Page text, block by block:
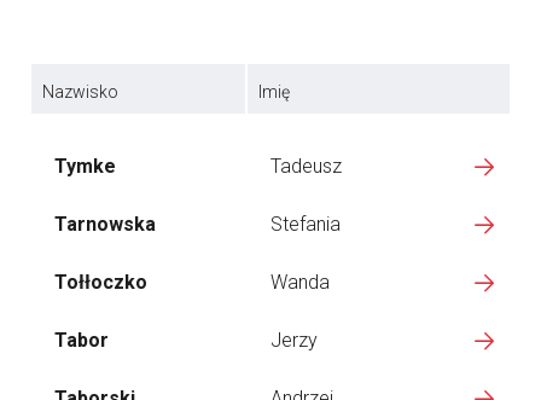
Nazwisko Imię
Tymke Tadeusz
Tarnowska Stefania
Tołłoczko Wanda
Tabor Jerzy